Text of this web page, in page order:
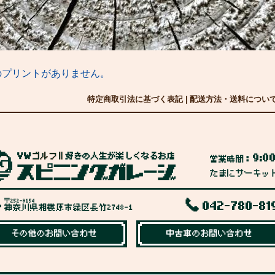
リントがありません。
特定商取引法に基づく表記| 配送方法・送料につい
営業時間：
たまにサーキッ
〒252-0154
神奈川県相模原市緑区長竹2748-1 042-780-
その他のお問い合わせ 中古車のお問い合わせ